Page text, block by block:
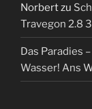
Norbertzu
Travegon 2.8
Das Paradies
Wasser! Ans